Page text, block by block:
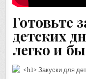
Готовьте
детских
легко и